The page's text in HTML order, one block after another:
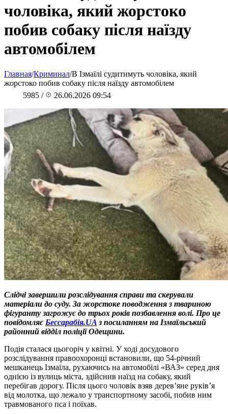
чоловіка, який жорстоко
побив собаку після наїзду
автомобілем
Главная/Криминал/В Ізмаїлі судитимуть чоловіка, який
жорстоко побив собаку після наїзду автомобілем
5985 / 26.06.2026 09:54
Слідчі завершили розслідування справи та скерували
матеріали до суду. За жорстоке поводження з твариною
фігуранту загрожує до трьох років позбавлення волі. Про це
повідомляє Бессарабія.UA з посиланням на Ізмаїльський
районний відділ поліції Одещини.
Подія сталася цьогоріч у квітні. У ході досудового
розслідування правоохоронці встановили, що 54-річний
мешканець Ізмаїла, рухаючись на автомобілі «ВАЗ» серед дня
однією із вулиць міста, здійснив наїзд на собаку, який
перебігав дорогу. Після цього чоловік взяв дерев’яне руків’я
від молотка, що лежало у транспортному засобі, побив ним
травмованого пса і поїхав.